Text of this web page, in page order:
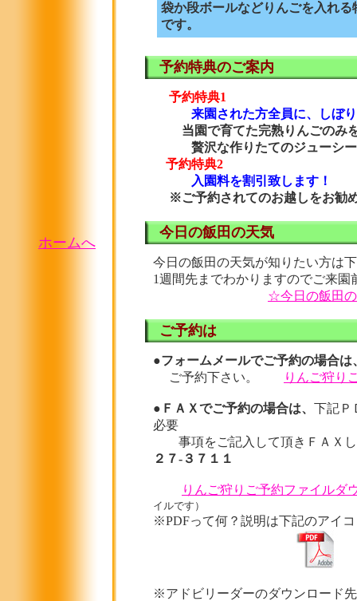
ホームへ
袋か段ボールなどりんごを入れ
です。
予約特典のご案内
予約特典1
来園された方全員に、しぼ
当園で育てた完熟りんごのみ
贅沢な作りたてのジューシ
予約特典2
入園料を割引致します！
※ご予約されてのお越しをお勧
今日の飯田の天気
今日の飯田の天気が知りたい方は
1週間先までわかりますのでご来園
☆今日の飯田
ご予約は
●フォームメールでご予約の場合は
ご予約下さい。
りんご狩り
● ＦＡＸでご予約の場合は、 下記Ｐ
必要
事項をご記入して頂きＦＡＸ
２７-３７１１
りんご狩りご予約ファイルダ
イルです）
※PDFって何？説明は下記のアイ
※アドビリーダーのダウンロード